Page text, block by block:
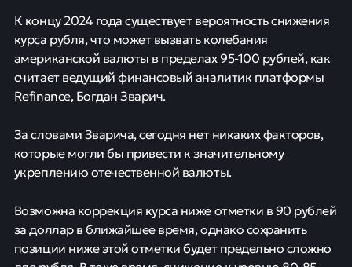
К концу 2024 года существует вероятность снижения
курса рубля, что может вызвать колебания
американской валюты в пределах 95-100 рублей, как
считает ведущий финансовый аналитик платформы
Refinance, Богдан Зварич.
За словами Зварича, сегодня нет никаких факторов,
которые могли бы привести к значительному
укреплению отечественной валюты.
Возможна коррекция курса ниже отметки в 90 рублей
за доллар в ближайшее время, однако сохранить
позиции ниже этой отметки будет предельно сложно